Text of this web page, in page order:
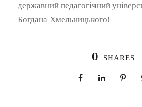
державний педагогічний
Богдана Хмельницького!
0 SHARES